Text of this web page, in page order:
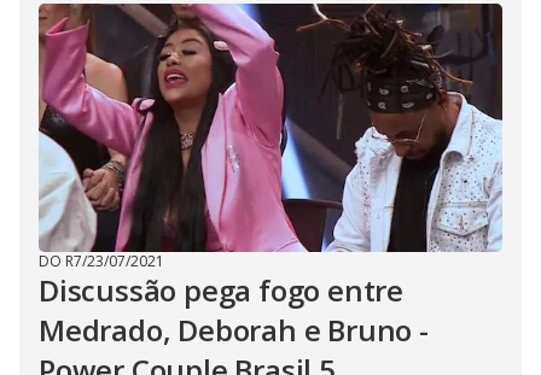
DO R7/23/07/2021
Discussão pega fogo entre
Medrado, Deborah e Bruno -